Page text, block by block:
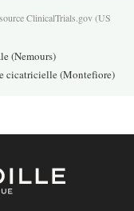
ClinicalTrials.gov(US
(Nemours)
cicatricielle (Montefiore)